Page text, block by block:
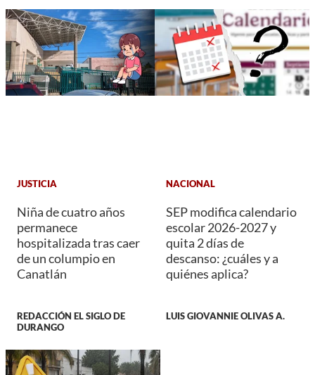
JUSTICIA
Niña de cuatro años
permanece
hospitalizada tras caer
de un columpio en
Canatlán
REDACCIÓN EL SIGLO DE
DURANGO
NACIONAL
SEP modifica calendario
escolar 2026-2027 y
quita 2 días de
descanso: ¿cuáles y a
quiénes aplica?
LUIS GIOVANNIE OLIVAS A.